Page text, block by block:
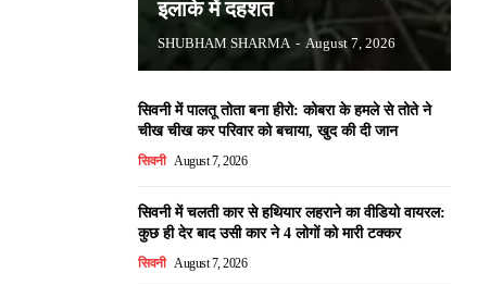
इलाके में दहशत
SHUBHAM SHARMA - August 7, 2026
सिवनी में पालतू तोता बना हीरो: कोबरा के हमले से तोते ने
चीख चीख कर परिवार को बचाया, खुद की दी जान
सिवनी August 7, 2026
सिवनी में चलती कार से हथियार लहराने का वीडियो वायरल:
कुछ ही देर बाद उसी कार ने 4 लोगों को मारी टक्कर
सिवनी August 7, 2026